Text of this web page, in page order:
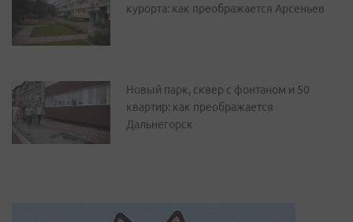
курорта: как преображается Арсеньев
Новый парк, сквер с фонтаном и 50
квартир: как преображается
Дальнегорск